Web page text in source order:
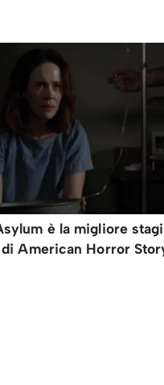
è la migliore
American Horror